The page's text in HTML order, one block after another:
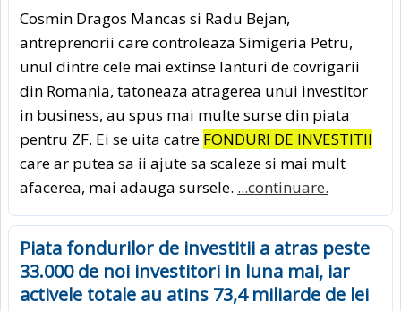
Cosmin Dragos Mancas si Radu Bejan,
antreprenorii care controleaza Simigeria Petru,
unul dintre cele mai extinse lanturi de covrigarii
din Romania, tatoneaza atragerea unui investitor
in business, au spus mai multe surse din piata
pentru ZF. Ei se uita catre FONDURI DE INVESTITII
care ar putea sa ii ajute sa scaleze si mai mult
afacerea, mai adauga sursele. ...continuare.
Piata fondurilor de investitii a atras peste
33.000 de noi investitori in luna mai, iar
activele totale au atins 73,4 miliarde de lei